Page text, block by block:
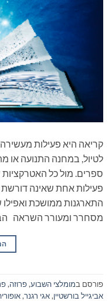
קריאה היא פעילות מעשירה
לטיול, במחנה התנועה או
ספרים. מול כל האטרקציות
פעילות אחת שאינה דורשת
התארגנות ממושכת
מסחרר ומעורר השראה
פורסם במומלצי השבוע,פרוזה,
אביגייל בורשטיין,אגי רגנר,